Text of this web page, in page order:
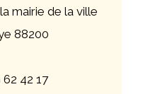
mairie de la ville
88200
42 17